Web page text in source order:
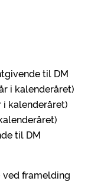
til DM
i kalenderåret)
i kalenderåret)
til DM
ved framelding